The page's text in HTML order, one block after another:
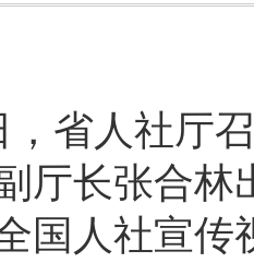
省人社厅
厅长张合林
国人社宣传